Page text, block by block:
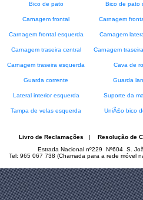
Bico de pato Bico de pato
Carnagem frontal Carnagem
Carnagem frontal esquerda Carnagem
Carnagem traseira central Carnagem
Carnagem traseira esquerda Cava de
Guarda corrente Guarda
Lateral interior esquerda Suporte da
Tampa de velas esquerda UniÃ£o bico
Livro de Reclamações | Resolução de
Estrada Nacional nº229 Nº604 S.
Tel: 965 067 738 (Chamada para a rede móvel